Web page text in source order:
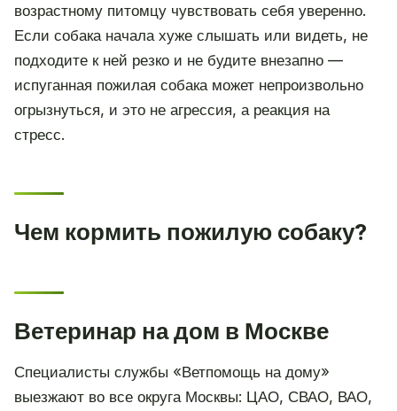
возрастному питомцу чувствовать себя уверенно.
Если собака начала хуже слышать или видеть, не
подходите к ней резко и не будите внезапно —
испуганная пожилая собака может непроизвольно
огрызнуться, и это не агрессия, а реакция на
стресс.
Чем кормить пожилую собаку?
Ветеринар на дом в Москве
Специалисты службы «Ветпомощь на дому»
выезжают во все округа Москвы: ЦАО, СВАО, ВАО,